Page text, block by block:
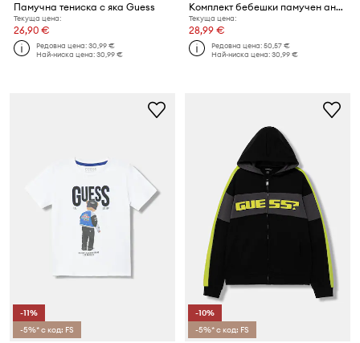
Памучна тениска с яка Guess
Текуща цена:
26,90 €
Редовна цена:30,99 €
Най-ниска цена:30,99 €
Комплект бебешки памучен анцуг Guess (2 части)
Текуща цена:
28,99 €
Редовна цена:50,57 €
Най-ниска цена:30,99 €
-11%
-5%* с код: FS
-10%
-5%* с код: FS